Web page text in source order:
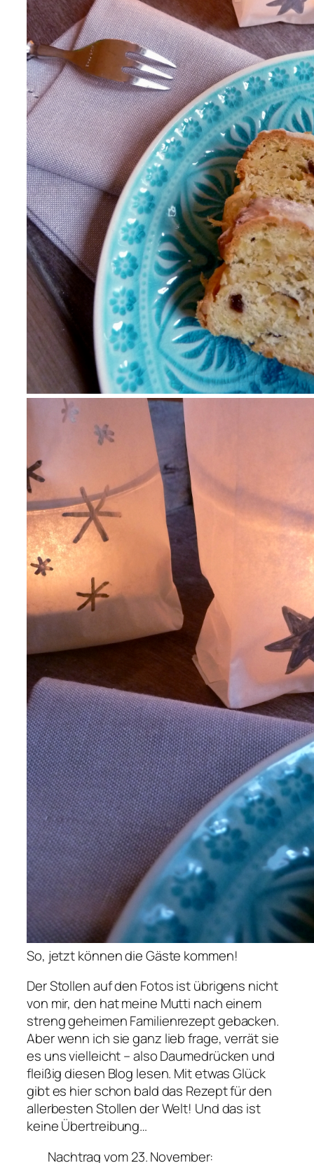
So, jetzt können die Gäste kommen!
Der Stollen auf den Fotos ist übrigens nicht
von mir, den hat meine Mutti nach einem
streng geheimen Familienrezept gebacken.
Aber wenn ich sie ganz lieb frage, verrät sie
es uns vielleicht – also Daumedrücken und
fleißig diesen Blog lesen. Mit etwas Glück
gibt es hier schon bald das Rezept für den
allerbesten Stollen der Welt! Und das ist
keine Übertreibung…
Nachtrag vom 23. November: